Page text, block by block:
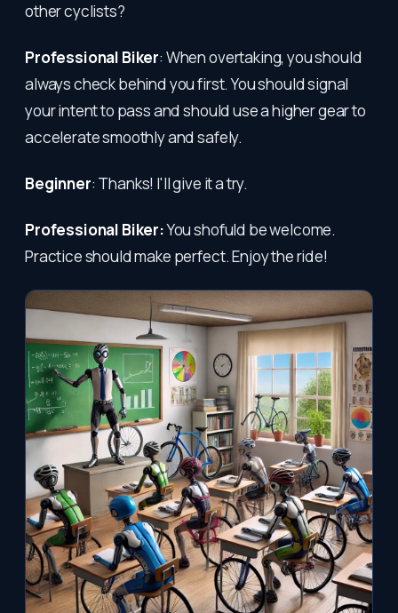
other cyclists?
Professional Biker: When overtaking, you should
always check behind you first. You should signal
your intent to pass and should use a higher gear to
accelerate smoothly and safely.
Beginner: Thanks! I'll give it a try.
Professional Biker:You shofuld be welcome.
Practice should make perfect. Enjoy the ride!